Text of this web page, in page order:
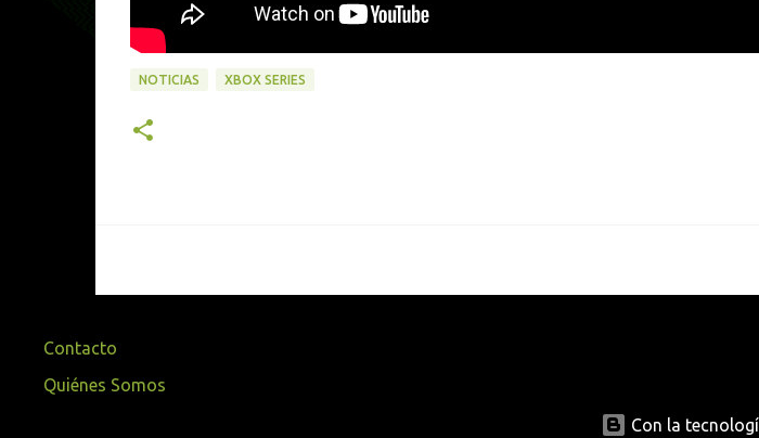
NOTICIAS XBOX SERIES
Contacto
Quiénes Somos
Con la